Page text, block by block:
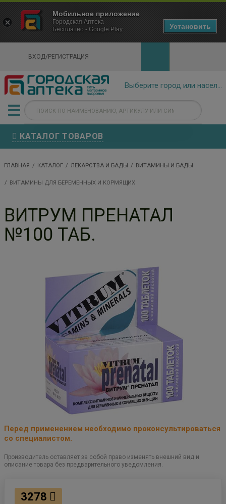
ВХОД/РЕГИСТРАЦИЯ
КАТАЛОГ ТОВАРОВ
ГЛАВНАЯ КАТАЛОГ ЛЕКАРСТВА И БАДЫ ВИТАМИНЫ И БАДЫ
ВИТАМИНЫ ДЛЯ БЕРЕМЕННЫХ И КОРМЯЩИХ
ВИТРУМ ПРЕНАТАЛ
№100 ТАБ.
Перед применением необходимо проконсультироваться
со специалистом.
Производитель оставляет за собой право изменять внешний вид и
описание товара без предварительного уведомления.
3278
×
Городская Аптека Маркетплейс
- In Google Play
Мобильное приложение
Городская Аптека
Бесплатно - Google Play
Установить